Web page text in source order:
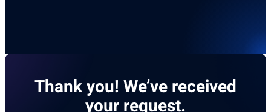
Thank you! We’ve received
your request.